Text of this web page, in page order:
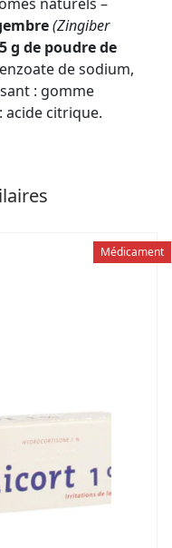
(Zingiber
g de poudre de
de sodium,
: gomme
acide citrique.
Médicament